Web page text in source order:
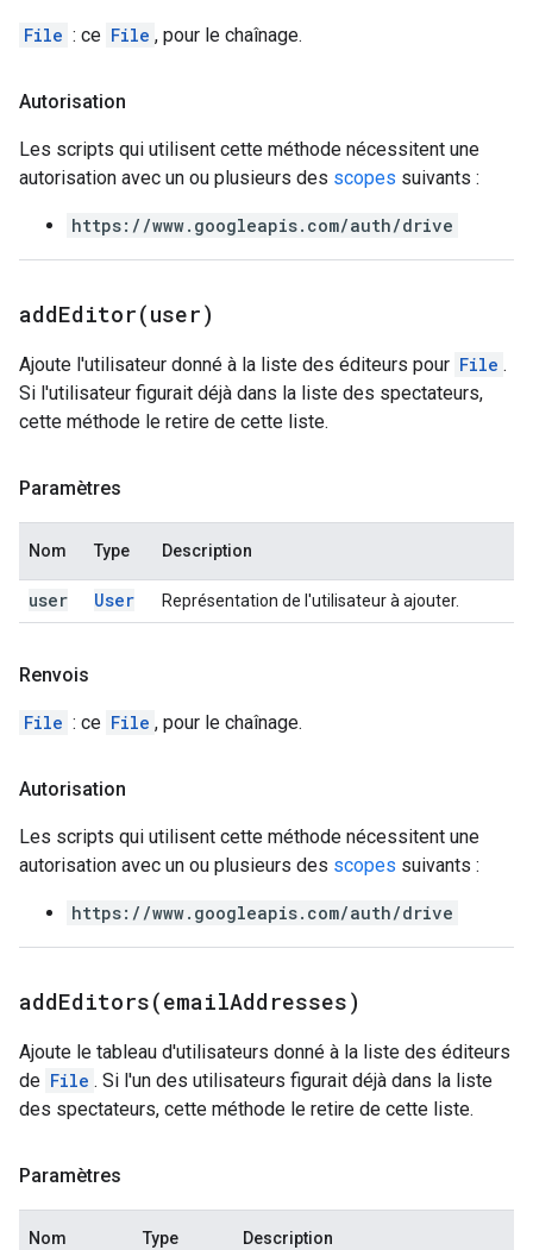
File : ce File , pour le chaînage.
Autorisation
Les scripts qui utilisent cette méthode nécessitent une
autorisation avec un ou plusieurs des scopes suivants :
https://www.googleapis.com/auth/drive
addEditor(user)
Ajoute l'utilisateur donné à la liste des éditeurs pour File .
Si l'utilisateur figurait déjà dans la liste des spectateurs,
cette méthode le retire de cette liste.
Paramètres
Nom Type Description
user User Représentation de l'utilisateur à ajouter.
Renvois
File : ce File , pour le chaînage.
Autorisation
Les scripts qui utilisent cette méthode nécessitent une
autorisation avec un ou plusieurs des scopes suivants :
https://www.googleapis.com/auth/drive
addEditors(emailAddresses)
Ajoute le tableau d'utilisateurs donné à la liste des éditeurs
de File . Si l'un des utilisateurs figurait déjà dans la liste
des spectateurs, cette méthode le retire de cette liste.
Paramètres
Nom Type Description